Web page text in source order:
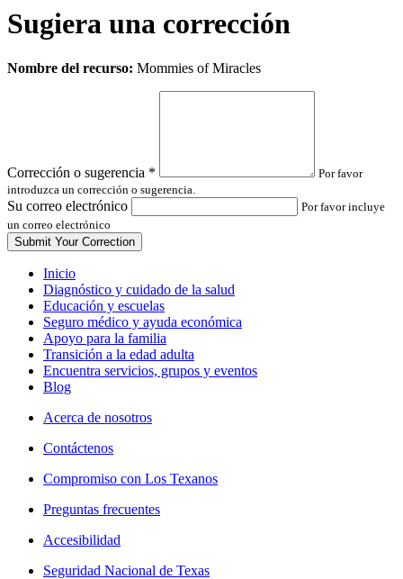
Sugiera una corrección
Leave
Nombre del recurso: Mommies of Miracles
Corrección o sugerencia *
Por favor
introduzca un corrección o sugerencia.
Su correo electrónico
Por favor incluye
un correo electrónico
Inicio
Diagnóstico y cuidado de la salud
Educación y escuelas
Seguro médico y ayuda económica
Apoyo para la familia
Transición a la edad adulta
Encuentra servicios, grupos y eventos
Blog
Acerca de nosotros
Contáctenos
Compromiso con Los Texanos
Preguntas frecuentes
Accesibilidad
Seguridad Nacional de Texas